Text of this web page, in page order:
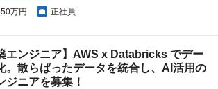
万円 正社員
エンジニア】AWS x Databricks でデー
。散らばったデータを統合し、AI活用の
ジニアを募集！